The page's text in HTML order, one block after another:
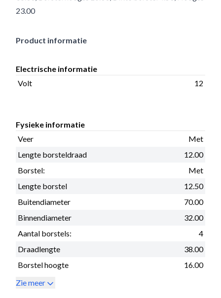
23.00
Product informatie
Electrische informatie
Volt
12
Fysieke informatie
Veer
Met
Lengte borsteldraad
12.00
Borstel:
Met
Lengte borstel
12.50
Buitendiameter
70.00
Binnendiameter
32.00
Aantal borstels:
4
Draadlengte
38.00
Borstel hoogte
16.00
Zie meer